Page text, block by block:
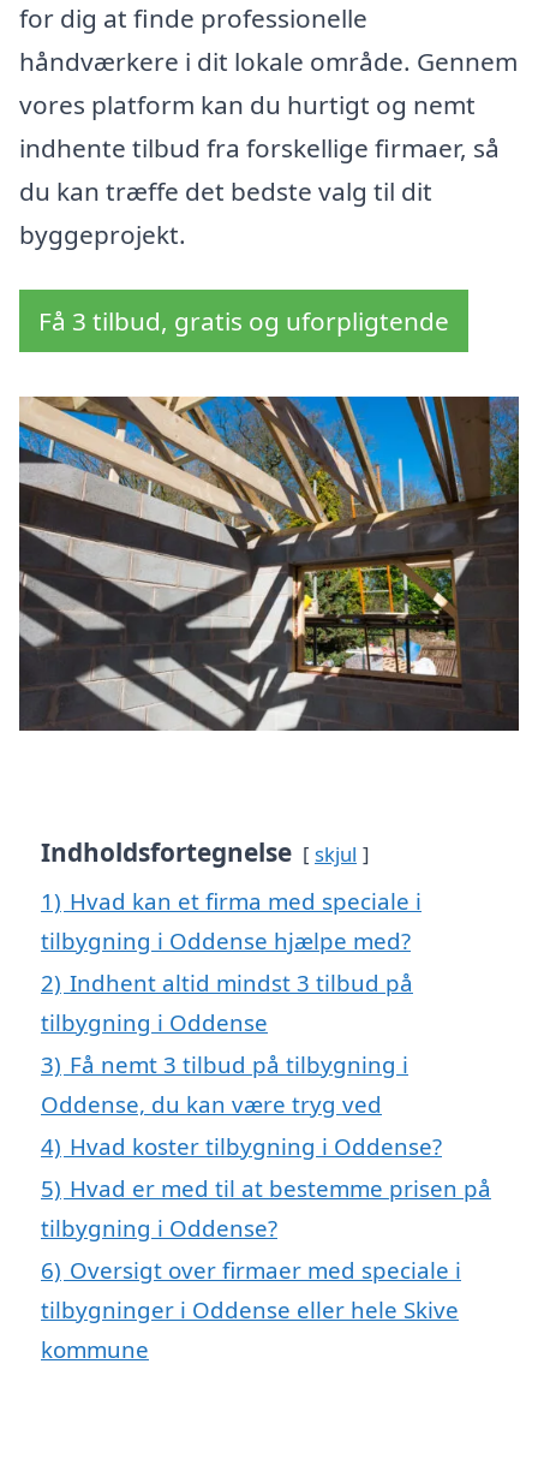
for dig at finde professionelle
håndværkere i dit lokale område. Gennem
vores platform kan du hurtigt og nemt
indhente tilbud fra forskellige firmaer, så
du kan træffe det bedste valg til dit
byggeprojekt.
Få 3 tilbud, gratis og uforpligtende
Indholdsfortegnelse skjul
1) Hvad kan et firma med speciale i
tilbygning i Oddense hjælpe med?
2) Indhent altid mindst 3 tilbud på
tilbygning i Oddense
3) Få nemt 3 tilbud på tilbygning i
Oddense, du kan være tryg ved
4) Hvad koster tilbygning i Oddense?
5) Hvad er med til at bestemme prisen på
tilbygning i Oddense?
6) Oversigt over firmaer med speciale i
tilbygninger i Oddense eller hele Skive
kommune